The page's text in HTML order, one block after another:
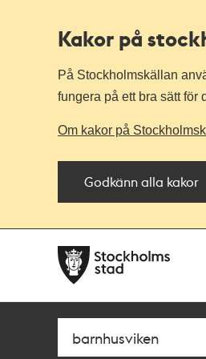
Kakor på
På Stockholmskällan
fungera på ett bra sätt för
Om kakor på
Godkänn alla kakor
navigationen
huvudinnehållet
Sök